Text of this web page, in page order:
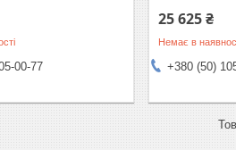
00-77
25 625 ₴
Немає в
+380 (50)